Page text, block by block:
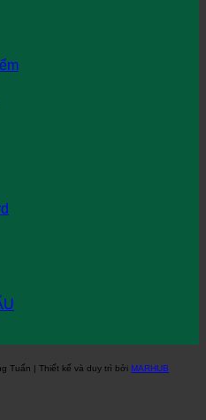
Tuấn | Thiết kế và duy trì bởi MARHUB